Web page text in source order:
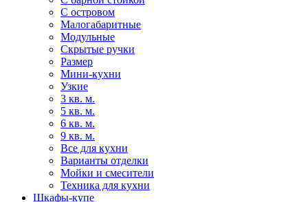
С островом
Малогабаритные
Модульные
Скрытые ручки
Размер
Мини-кухни
Узкие
3 кв. м.
5 кв. м.
6 кв. м.
9 кв. м.
Все для кухни
Варианты отделки
Мойки и смесители
Техника для кухни
Шкафы-купе